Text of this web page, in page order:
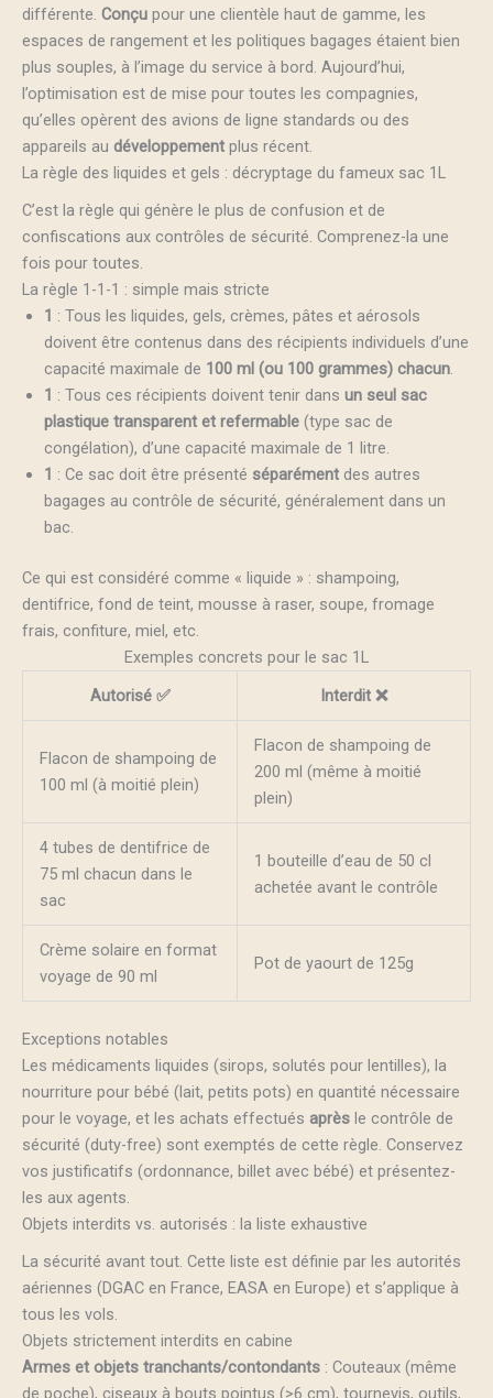
différente. Conçu pour une clientèle haut de gamme, les
espaces de rangement et les politiques bagages étaient bien
plus souples, à l’image du service à bord. Aujourd’hui,
l’optimisation est de mise pour toutes les compagnies,
qu’elles opèrent des avions de ligne standards ou des
appareils au développement plus récent.
La règle des liquides et gels : décryptage du fameux sac 1L
C’est la règle qui génère le plus de confusion et de
confiscations aux contrôles de sécurité. Comprenez-la une
fois pour toutes.
La règle 1-1-1 : simple mais stricte
1 : Tous les liquides, gels, crèmes, pâtes et aérosols
doivent être contenus dans des récipients individuels d’une
capacité maximale de 100 ml (ou 100 grammes) chacun.
1 : Tous ces récipients doivent tenir dans un seul sac
plastique transparent et refermable (type sac de
congélation), d’une capacité maximale de 1 litre.
1 : Ce sac doit être présenté séparément des autres
bagages au contrôle de sécurité, généralement dans un
bac.
Ce qui est considéré comme « liquide » : shampoing,
dentifrice, fond de teint, mousse à raser, soupe, fromage
frais, confiture, miel, etc.
Exemples concrets pour le sac 1L
Autorisé ✅
Interdit ❌
Flacon de shampoing de
100 ml (à moitié plein)
Flacon de shampoing de
200 ml (même à moitié
plein)
4 tubes de dentifrice de
75 ml chacun dans le
sac
1 bouteille d’eau de 50 cl
achetée avant le contrôle
Crème solaire en format
voyage de 90 ml
Pot de yaourt de 125g
Exceptions notables
Les médicaments liquides (sirops, solutés pour lentilles), la
nourriture pour bébé (lait, petits pots) en quantité nécessaire
pour le voyage, et les achats effectués après le contrôle de
sécurité (duty-free) sont exemptés de cette règle. Conservez
vos justificatifs (ordonnance, billet avec bébé) et présentez-
les aux agents.
Objets interdits vs. autorisés : la liste exhaustive
La sécurité avant tout. Cette liste est définie par les autorités
aériennes (DGAC en France, EASA en Europe) et s’applique à
tous les vols.
Objets strictement interdits en cabine
Armes et objets tranchants/contondants : Couteaux (même
de poche), ciseaux à bouts pointus (>6 cm), tournevis, outils,